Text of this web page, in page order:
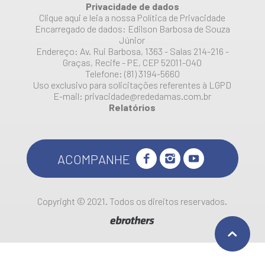
Privacidade de dados
Clique aqui e leia a nossa Política de Privacidade
Encarregado de dados: Edilson Barbosa de Souza
Júnior
Endereço: Av. Rui Barbosa, 1363 - Salas 214-216 -
Graças, Recife - PE, CEP 52011-040
Telefone: (81) 3194-5660
Uso exclusivo para solicitações referentes à LGPD
E-mail: privacidade@rededamas.com.br
Relatórios
ACOMPANHE
Copyright © 2021. Todos os direitos reservados.